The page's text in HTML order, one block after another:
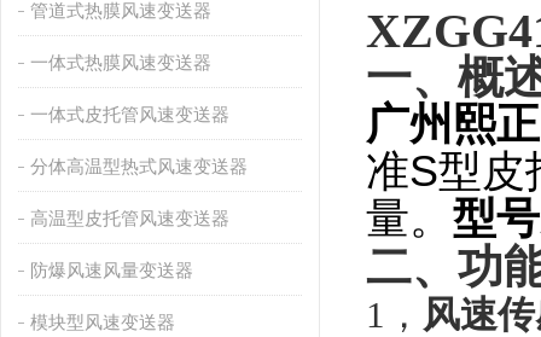
管道式热膜风速变送器
一体式热膜风速变送器
一体式皮托管风速变送器
分体高温型热式风速变送器
高温型皮托管风速变送器
防爆风速风量变送器
模块型风速变送器
一、概
广州熙
准S型皮
量。 型号
二、功
1， 风速